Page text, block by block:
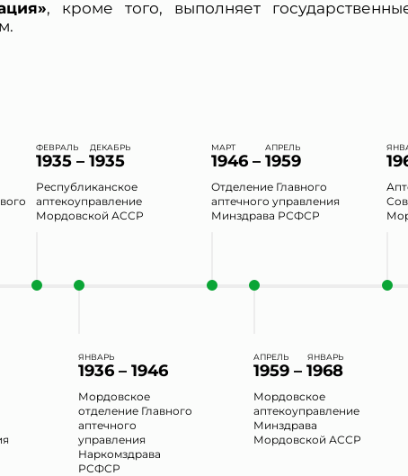
, кроме того, выполняет
ФЕВРАЛЬ ДЕКАБРЬ
1935 – 1935
Республиканское
аптекоуправление
Мордовской АССР
МАРТ АПРЕЛЬ
1946 – 1959
Отделение Главного
аптечного управления
Минздрава РСФСР
ЯНВАРЬ
1936 – 1946
Мордовское
отделение Главного
аптечного
управления
Наркомздрава
РСФСР
АПРЕЛЬ ЯНВАРЬ
1959 – 1968
Мордовское
аптекоуправление
Минздрава
Мордовской АССР